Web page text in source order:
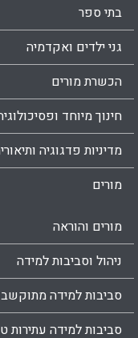
בתי ספר
גני ילדים ואקדמיה
הכשרת מורים
חינוך מיוחד
מדיניות פדגוגיה
מורים
מורים והוראה
ניהול וסביבות למידה
סביבות למידה
סביבות למידה עתירות